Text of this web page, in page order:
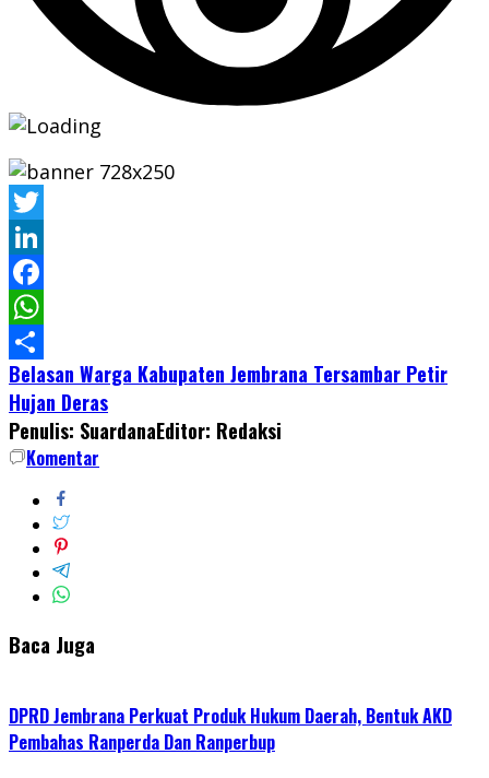
Twitter
LinkedIn
Facebook
WhatsApp
Share
Belasan Warga Kabupaten Jembrana Tersambar Petir
Hujan Deras
Penulis: SuardanaEditor: Redaksi
Komentar
Baca Juga
DPRD Jembrana Perkuat Produk Hukum Daerah, Bentuk AKD
Pembahas Ranperda Dan Ranperbup